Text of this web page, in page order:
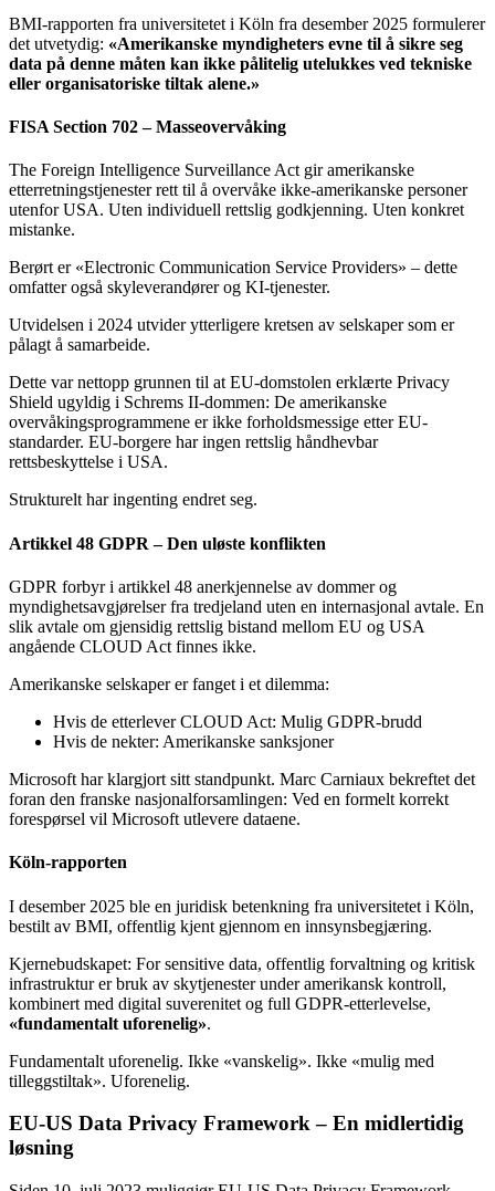
BMI-rapporten fra universitetet i Köln fra desember 2025 formulerer
det utvetydig: «Amerikanske myndigheters evne til å sikre seg
data på denne måten kan ikke pålitelig utelukkes ved tekniske
eller organisatoriske tiltak alene.»
FISA Section 702 – Masseovervåking
The Foreign Intelligence Surveillance Act gir amerikanske
etterretningstjenester rett til å overvåke ikke-amerikanske personer
utenfor USA. Uten individuell rettslig godkjenning. Uten konkret
mistanke.
Berørt er «Electronic Communication Service Providers» – dette
omfatter også skyleverandører og KI-tjenester.
Utvidelsen i 2024 utvider ytterligere kretsen av selskaper som er
pålagt å samarbeide.
Dette var nettopp grunnen til at EU-domstolen erklærte Privacy
Shield ugyldig i Schrems II-dommen: De amerikanske
overvåkingsprogrammene er ikke forholdsmessige etter EU-
standarder. EU-borgere har ingen rettslig håndhevbar
rettsbeskyttelse i USA.
Strukturelt har ingenting endret seg.
Artikkel 48 GDPR – Den uløste konflikten
GDPR forbyr i artikkel 48 anerkjennelse av dommer og
myndighetsavgjørelser fra tredjeland uten en internasjonal avtale. En
slik avtale om gjensidig rettslig bistand mellom EU og USA
angående CLOUD Act finnes ikke.
Amerikanske selskaper er fanget i et dilemma:
Hvis de etterlever CLOUD Act: Mulig GDPR-brudd
Hvis de nekter: Amerikanske sanksjoner
Microsoft har klargjort sitt standpunkt. Marc Carniaux bekreftet det
foran den franske nasjonalforsamlingen: Ved en formelt korrekt
forespørsel vil Microsoft utlevere dataene.
Köln-rapporten
I desember 2025 ble en juridisk betenkning fra universitetet i Köln,
bestilt av BMI, offentlig kjent gjennom en innsynsbegjæring.
Kjernebudskapet: For sensitive data, offentlig forvaltning og kritisk
infrastruktur er bruk av skytjenester under amerikansk kontroll,
kombinert med digital suverenitet og full GDPR-etterlevelse,
«fundamentalt uforenelig».
Fundamentalt uforenelig. Ikke «vanskelig». Ikke «mulig med
tilleggstiltak». Uforenelig.
EU-US Data Privacy Framework – En midlertidig
løsning